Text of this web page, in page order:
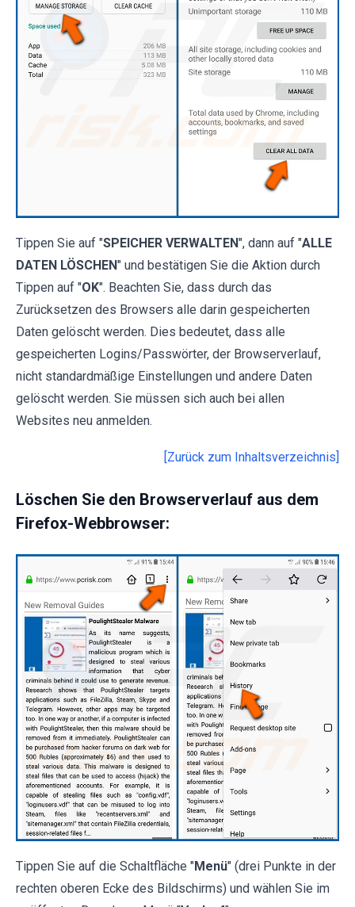
Tippen Sie auf "SPEICHER VERWALTEN", dann auf "ALLE
DATEN LÖSCHEN" und bestätigen Sie die Aktion durch
Tippen auf "OK". Beachten Sie, dass durch das
Zurücksetzen des Browsers alle darin gespeicherten
Daten gelöscht werden. Dies bedeutet, dass alle
gespeicherten Logins/Passwörter, der Browserverlauf,
nicht standardmäßige Einstellungen und andere Daten
gelöscht werden. Sie müssen sich auch bei allen
Websites neu anmelden.
[Zurück zum Inhaltsverzeichnis]
Löschen Sie den Browserverlauf aus dem
Firefox-Webbrowser:
Tippen Sie auf die Schaltfläche "Menü" (drei Punkte in der
rechten oberen Ecke des Bildschirms) und wählen Sie im